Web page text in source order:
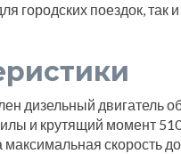
городских поездок, так
дизельный двигатель
и крутящий момент
скорость